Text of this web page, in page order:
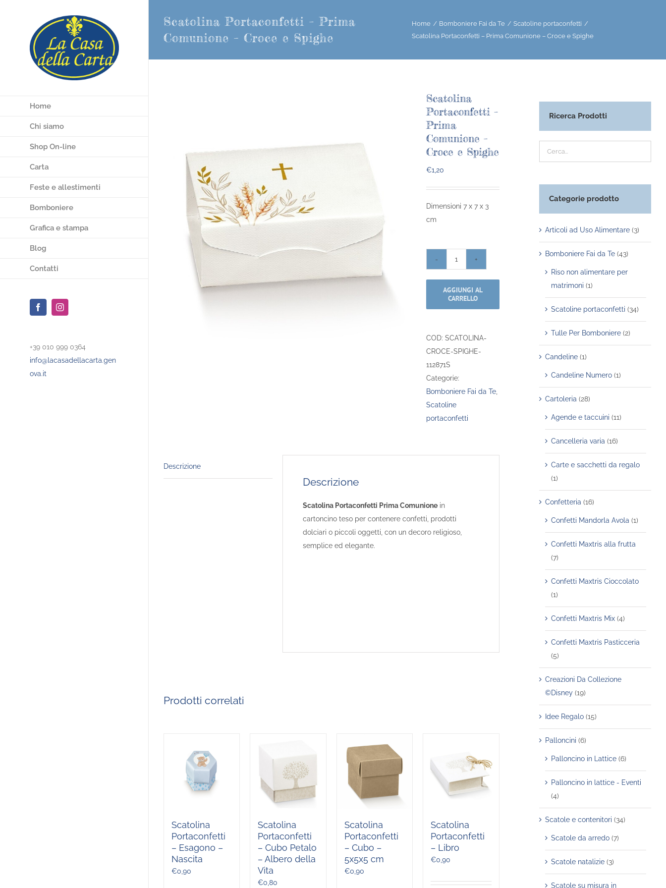
Home
Chi siamo
Shop On-line
Carta
Feste e allestimenti
Bomboniere
Grafica e stampa
Blog
Contatti
FacebookInstagram
+39 010 999 0364
info@lacasadellacarta.gen
ova.it
Scatolina Portaconfetti – Prima
Comunione – Croce e Spighe
Home Bomboniere Fai da Te
Scatoline portaconfetti
Scatolina Portaconfetti – Prima Comunione – Croce e Spighe
Scatolina
Portaconfetti –
Prima
Comunione –
Croce e Spighe
€1,20
Dimensioni 7 x 7 x 3
cm
Portaconfetti
-
AGGIUNGI AL
CARRELLO
COD: SCATOLINA-
CROCE-SPIGHE-
112871S
Categorie:
Bomboniere Fai da Te
Scatoline
portaconfetti
Descrizione
Descrizione
Scatolina Portaconfetti Prima Comunione in
cartoncino teso per contenere confetti, prodotti
dolciari o piccoli oggetti, con un decoro religioso,
semplice ed elegante.
Prodotti correlati
Scatolina
Portaconfetti
– Esagono –
Nascita
€0,90
Scatolina
Portaconfetti
– Cubo Petalo
– Albero della
Vita
€0,80
Scatolina
Portaconfetti
– Cubo –
5x5x5 cm
€0,90
Scatolina
Portaconfetti
– Libro
€0,90
Ricerca Prodotti
Categorie prodotto
Articoli ad Uso Alimentare (3)
Bomboniere Fai da Te (43)
Riso non alimentare per
matrimoni (1)
Scatoline portaconfetti (34)
Tulle Per Bomboniere (2)
Candeline (1)
Candeline Numero (1)
Cartoleria (28)
Agende e taccuini (11)
Cancelleria varia (16)
Carte e sacchetti da regalo
(1)
Confetteria (16)
Confetti Mandorla Avola (1)
Confetti Maxtris alla frutta
(7)
Confetti Maxtris Cioccolato
(1)
Confetti Maxtris Mix (4)
Confetti Maxtris Pasticceria
(5)
Creazioni Da Collezione
©Disney (19)
Idee Regalo (15)
Palloncini (6)
Palloncino in Lattice (6)
Palloncino in lattice - Eventi
(4)
Scatole e contenitori (34)
Scatole da arredo (7)
Scatole natalizie (3)
Scatole su misura in